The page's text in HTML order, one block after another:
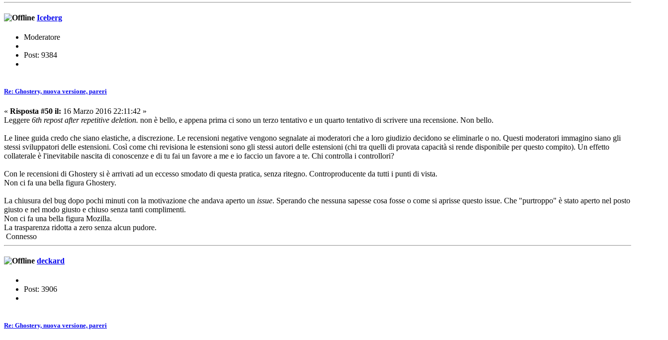
Iceberg
Moderatore
Post: 9384
Re: Ghostery, nuova versione, pareri
« Risposta #50 il: 16 Marzo 2016 22:11:42 »
Leggere 6th repost after repetitive deletion. non è bello, e appena prima ci sono un terzo tentativo e un quarto tentativo di scrivere una recensione. Non bello.
Le linee guida credo che siano elastiche, a discrezione. Le recensioni negative vengono segnalate ai moderatori che a loro giudizio decidono se eliminarle o no. Questi moderatori immagino siano gli
stessi sviluppatori delle estensioni. Così come chi revisiona le estensioni sono gli stessi autori delle estensioni (chi tra quelli di provata capacità si rende disponibile per questo compito). Un effetto
collaterale è l'inevitabile nascita di conoscenze e di tu fai un favore a me e io faccio un favore a te. Chi controlla i controllori?
Con le recensioni di Ghostery si è arrivati ad un eccesso smodato di questa pratica, senza ritegno. Controproducente da tutti i punti di vista.
Non ci fa una bella figura Ghostery.
La chiusura del bug dopo pochi minuti con la motivazione che andava aperto un issue. Sperando che nessuna sapesse cosa fosse o come si aprisse questo issue. Che "purtroppo" è stato aperto nel posto
giusto e nel modo giusto e chiuso senza tanti complimenti.
Non ci fa una bella figura Mozilla.
La trasparenza ridotta a zero senza alcun pudore.
Connesso
deckard
Post: 3906
Re: Ghostery, nuova versione, pareri